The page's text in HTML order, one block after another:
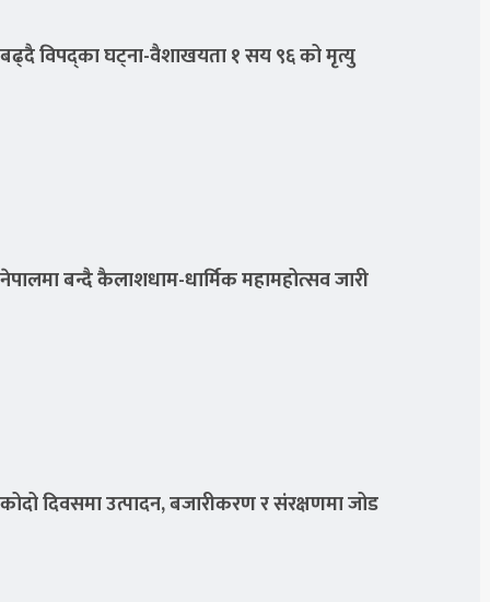
बढ्दै विपद्का घट्ना-वैशाखयता १ सय ९६ को मृत्यु
नेपालमा बन्दै कैलाशधाम-धार्मिक महामहोत्सव जारी
कोदो दिवसमा उत्पादन, बजारीकरण र संरक्षणमा जोड